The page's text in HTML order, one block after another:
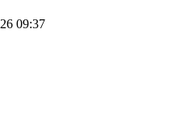
09:37